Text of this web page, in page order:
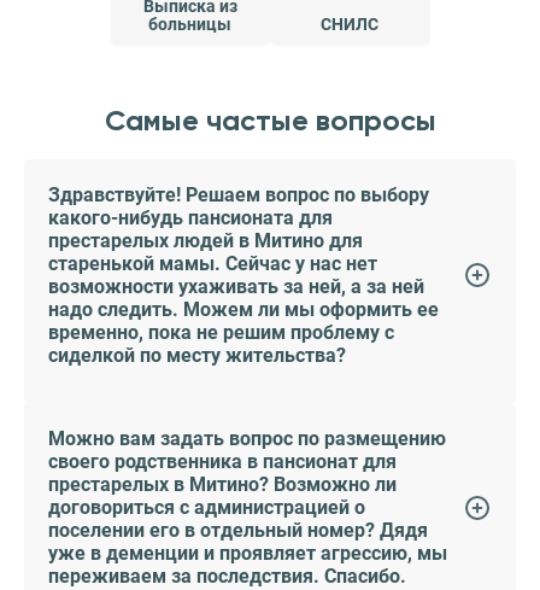
Выписка из
больницы
СНИЛС
Самые частые вопросы
Здравствуйте! Решаем вопрос по выбору
какого-нибудь пансионата для
престарелых людей в Митино для
старенькой мамы. Сейчас у нас нет
возможности ухаживать за ней, а за ней
надо следить. Можем ли мы оформить ее
временно, пока не решим проблему с
сиделкой по месту жительства?
Можно вам задать вопрос по размещению
своего родственника в пансионат для
престарелых в Митино? Возможно ли
договориться с администрацией о
поселении его в отдельный номер? Дядя
уже в деменции и проявляет агрессию, мы
переживаем за последствия. Спасибо.